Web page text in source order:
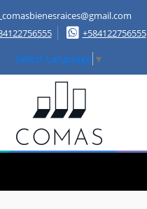
comasbienesraices@gmail.com
+584122756555
Select Language ▼